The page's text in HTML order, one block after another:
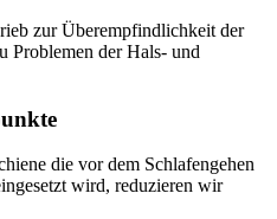
zur Überempfindlichkeit der
Problemen der Hals- und
die vor dem Schlafengehen
wird, reduzieren wir